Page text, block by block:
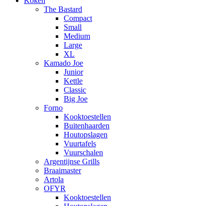
The Bastard
Compact
Small
Medium
Large
XL
Kamado Joe
Junior
Kettle
Classic
Big Joe
Forno
Kooktoestellen
Buitenhaarden
Houtopslagen
Vuurtafels
Vuurschalen
Argentijnse Grills
Braaimaster
Artola
OFYR
Kooktoestellen